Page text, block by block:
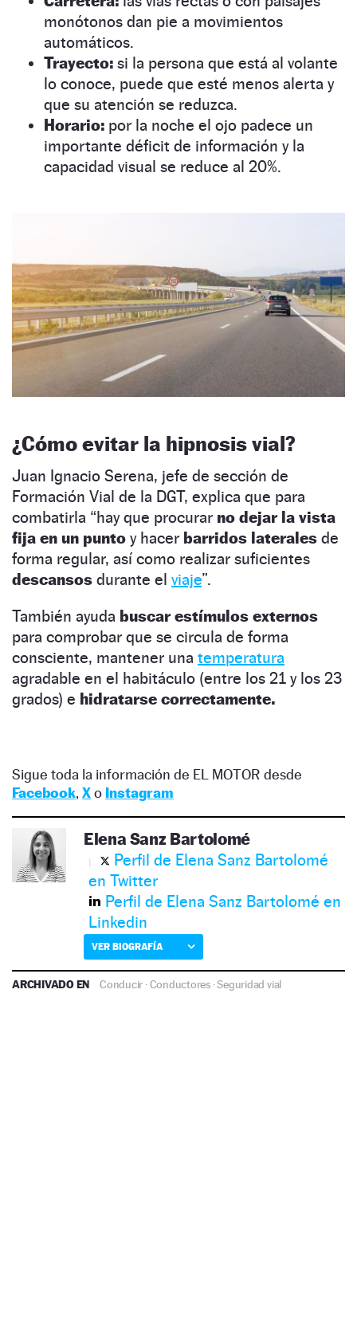
monótonos dan pie a movimientos
automáticos.
Trayecto: si la persona que está al volante
lo conoce, puede que esté menos alerta y
que su atención se reduzca.
Horario: por la noche el ojo padece un
importante déficit de información y la
capacidad visual se reduce al 20%.
¿Cómo evitar la hipnosis vial?
Juan Ignacio Serena, jefe de sección de
Formación Vial de la DGT, explica que para
combatirla “hay que procurar no dejar la vista
fija en un punto y hacer barridos laterales de
forma regular, así como realizar suficientes
descansos durante el viaje”.
También ayuda buscar estímulos externos
para comprobar que se circula de forma
consciente, mantener una temperatura
agradable en el habitáculo (entre los 21 y los 23
grados) e hidratarse correctamente.
Sigue toda la información de EL MOTOR desde
Facebook, Xo Instagram
Elena Sanz Bartolomé
Perfil de Elena Sanz Bartolomé
en Twitter
Perfil de Elena Sanz Bartolomé en
Linkedin
VER BIOGRAFÍA
ARCHIVADO EN Conducir ·Conductores·Seguridad vial